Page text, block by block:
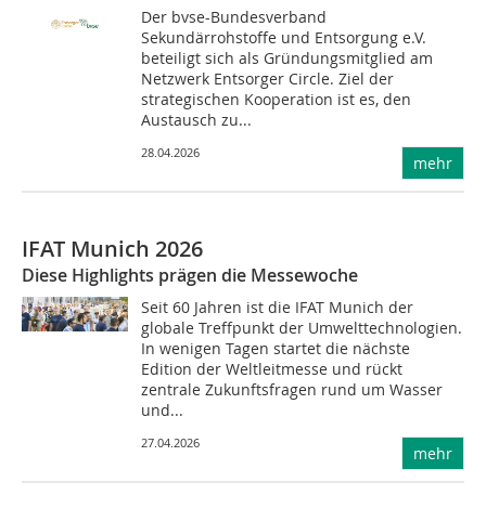
Der bvse-Bundesverband
Sekundärrohstoffe und Entsorgung e.V.
beteiligt sich als Gründungsmitglied am
Netzwerk Entsorger Circle. Ziel der
strategischen Kooperation ist es, den
Austausch zu...
28.04.2026
mehr
IFAT Munich 2026
Diese Highlights prägen die Messewoche
Seit 60 Jahren ist die IFAT Munich der
globale Treffpunkt der Umwelttechnologien.
In wenigen Tagen startet die nächste
Edition der Weltleitmesse und rückt
zentrale Zukunftsfragen rund um Wasser
und...
27.04.2026
mehr